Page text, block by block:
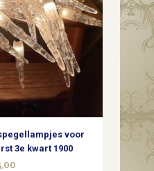
voor
3e kwart 1900